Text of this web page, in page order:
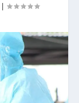
|